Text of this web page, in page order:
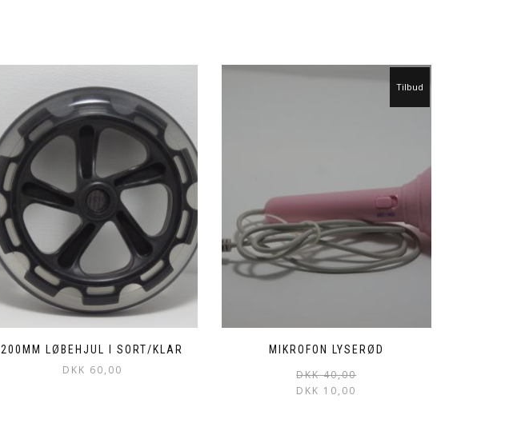
200MM LØBEHJUL I SORT/KLAR
DKK 60,00
MIKROFON LYSERØD
Tilbud
DKK40,00
DKK 10,00